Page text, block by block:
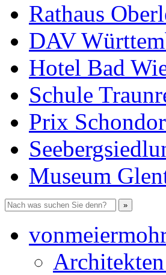
Rathaus
DAV
Hotel Bad
Schule
Prix
Museum